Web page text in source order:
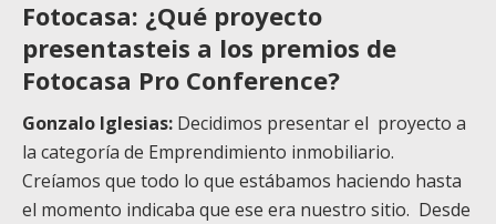
Fotocasa: ¿Qué proyecto
presentasteis a los premios de
Fotocasa Pro Conference?
Gonzalo Iglesias: Decidimos presentar el proyecto a
la categoría de Emprendimiento inmobiliario.
Creíamos que todo lo que estábamos haciendo hasta
el momento indicaba que ese era nuestro sitio. Desde